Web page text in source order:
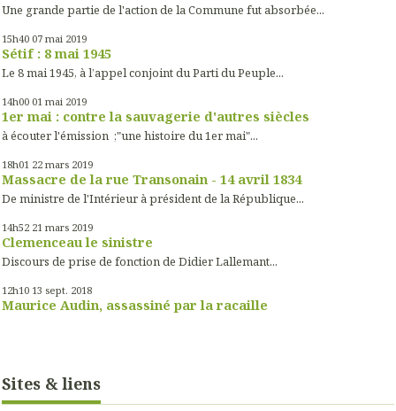
Une grande partie de l'action de la Commune fut absorbée...
15h40 07 mai 2019
Sétif : 8 mai 1945
Le 8 mai 1945, à l’appel conjoint du Parti du Peuple...
14h00 01 mai 2019
1er mai : contre la sauvagerie d'autres siècles
à écouter l'émission ;"une histoire du 1er mai"...
18h01 22 mars 2019
Massacre de la rue Transonain - 14 avril 1834
De ministre de l'Intérieur à président de la République...
14h52 21 mars 2019
Clemenceau le sinistre
Discours de prise de fonction de Didier Lallemant...
12h10 13 sept. 2018
Maurice Audin, assassiné par la racaille
Sites & liens